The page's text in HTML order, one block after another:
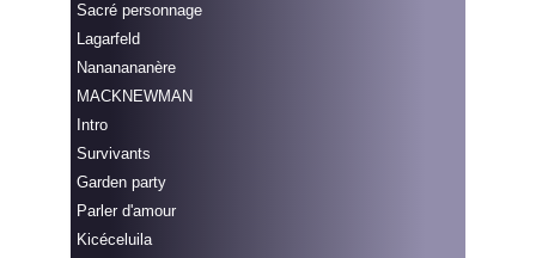
Sacré personnage
Lagarfeld
Nananananère
MACKNEWMAN
Intro
Survivants
Garden party
Parler d'amour
Kicéceluila